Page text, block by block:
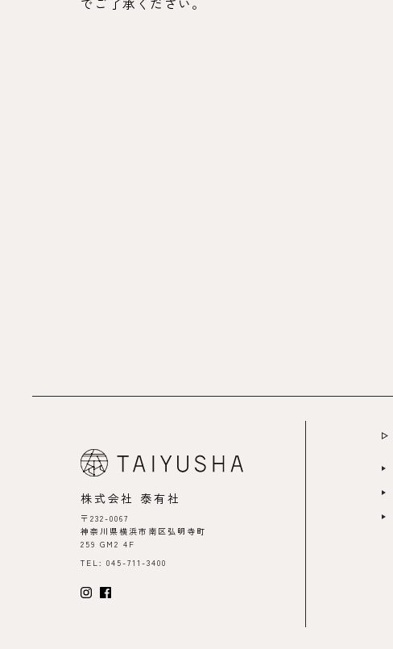
株式会社 泰有社
〒232-0067
神奈川県横浜市南区弘明寺町
259 GM2 4F
TEL: 045-711-3400